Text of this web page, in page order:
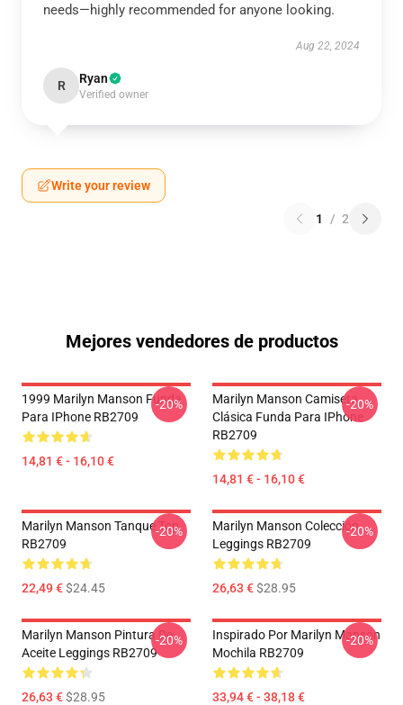
needs—highly recommended for anyone looking.
Aug 22, 2024
R Ryan
Verified owner
Write your review
1 / 2
Mejores vendedores de productos
1999 Marilyn Manson Funda
Para IPhone RB2709
14,81 € - 16,10 €
-20%
Marilyn Manson Camiseta
Clásica Funda Para IPhone
RB2709
14,81 € - 16,10 €
-20%
Marilyn Manson Tanque Top
RB2709
22,49 €$24.45
-20%
Marilyn Manson Colección
Leggings RB2709
26,63 €$28.95
-20%
Marilyn Manson Pintura De
Aceite Leggings RB2709
26,63 €$28.95
-20%
Inspirado Por Marilyn Manson
Mochila RB2709
33,94 € - 38,18 €
-20%